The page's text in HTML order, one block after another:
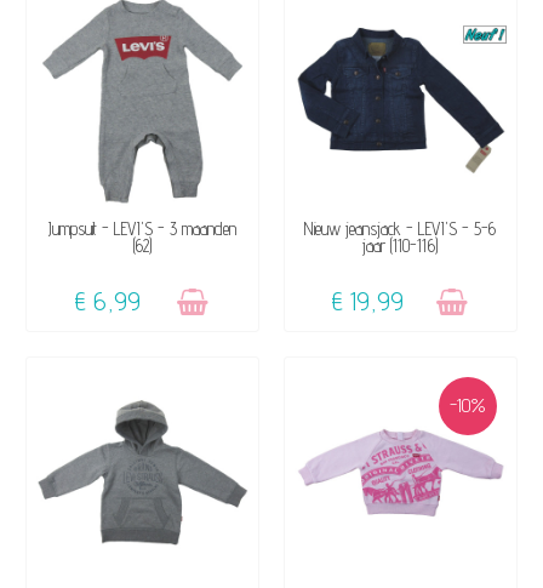
NIET OP VOORRAAD
Jumpsuit - LEVI'S - 3 maanden
(62)
€ 6,99
NIET OP VOORRAAD
Nieuw jeansjack - LEVI'S - 5-6
jaar (110-116)
€ 19,99
-10%